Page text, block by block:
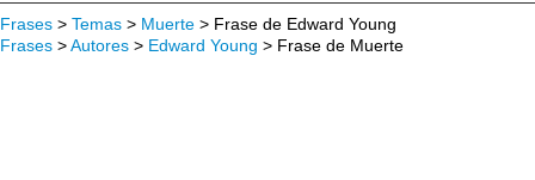
Frases > Temas > Muerte > Frase de Edward Young
Frases >Autores > Edward Young > Frase de Muerte